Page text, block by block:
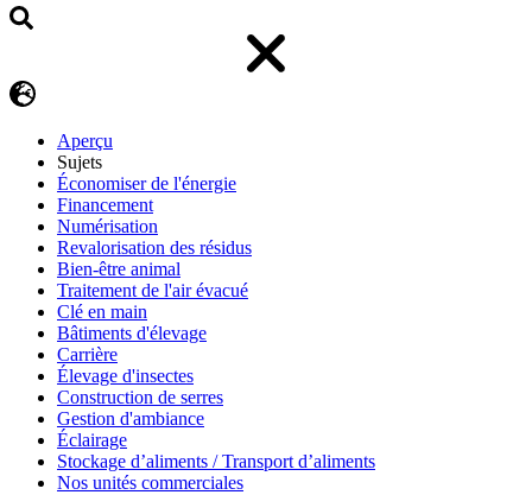
Aperçu
Sujets
Économiser de l'énergie
Financement
Numérisation
Revalorisation des résidus
Bien-être animal
Traitement de l'air évacué
Clé en main
Bâtiments d'élevage
Carrière
Élevage d'insectes
Construction de serres
Gestion d'ambiance
Éclairage
Stockage d’aliments / Transport d’aliments
Nos unités commerciales